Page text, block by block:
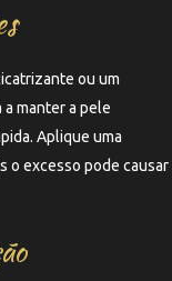
ou um
manter a pele
Aplique uma
o excesso pode causar